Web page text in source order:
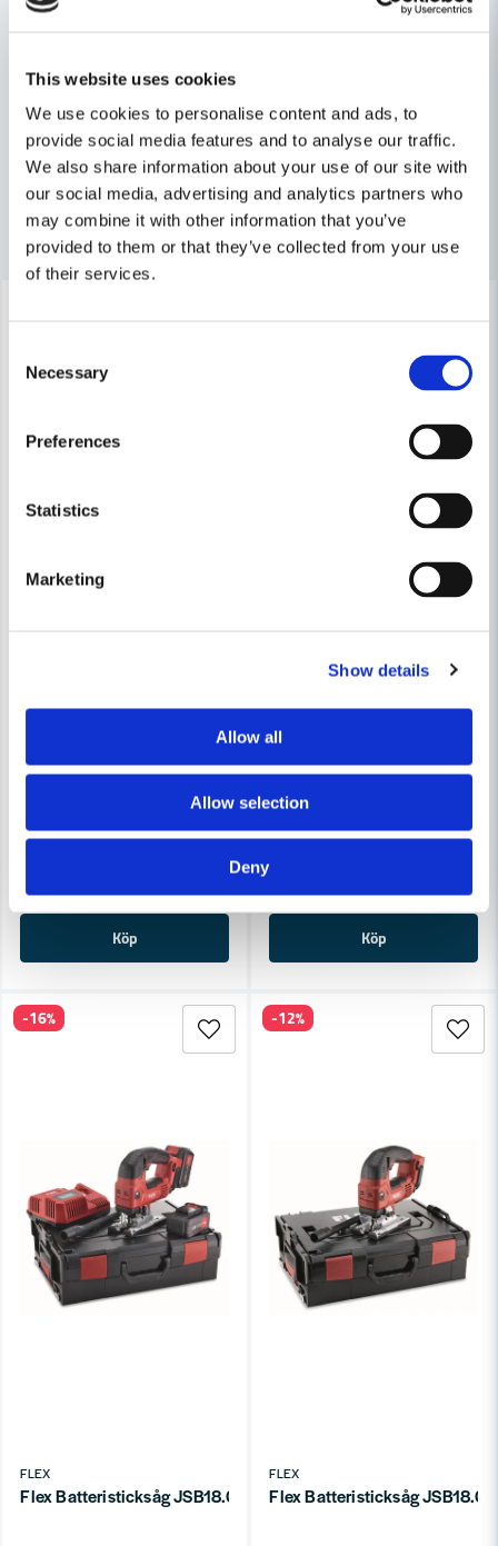
This website uses cookies
We use cookies to personalise content and ads, to
provide social media features and to analyse our traffic.
We also share information about your use of our site with
our social media, advertising and analytics partners who
may combine it with other information that you’ve
provided to them or that they’ve collected from your use
of their services.
Selection
Necessary
Preferences
Statistics
Marketing
Show details
Allow all
Allow selection
Deny
Fråga oss något om denna produkten...
name
Namn
email
Mejladress
Relaterade kategorier
Batteridrivet
Maskin, Laser & Handverktyg
Sågar
Andra produkter i kategorin
FLEX
Flex Batteritigersåg RSP DW 18.0-EC (utan batteri)
4 000 kr
3-7 arbetsdagar
Köp
Flex Batteristicksåg JSB18.0-
3 466 kr
3-7 arbetsdagar
Köp
FLEX
Flex Batteristicksåg JSB18.0-EC Set
-16%
FLEX
Flex Batteristicksåg JSB18.0-
-12%